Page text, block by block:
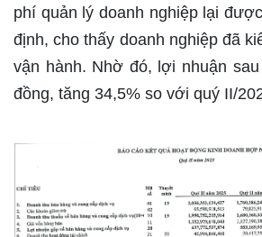
phí quản lý doanh nghiệp lại
định, cho thấy doanh nghiệp đã
vận hành. Nhờ đó, lợi nhuận
đồng, tăng 34,5% so với quý II/